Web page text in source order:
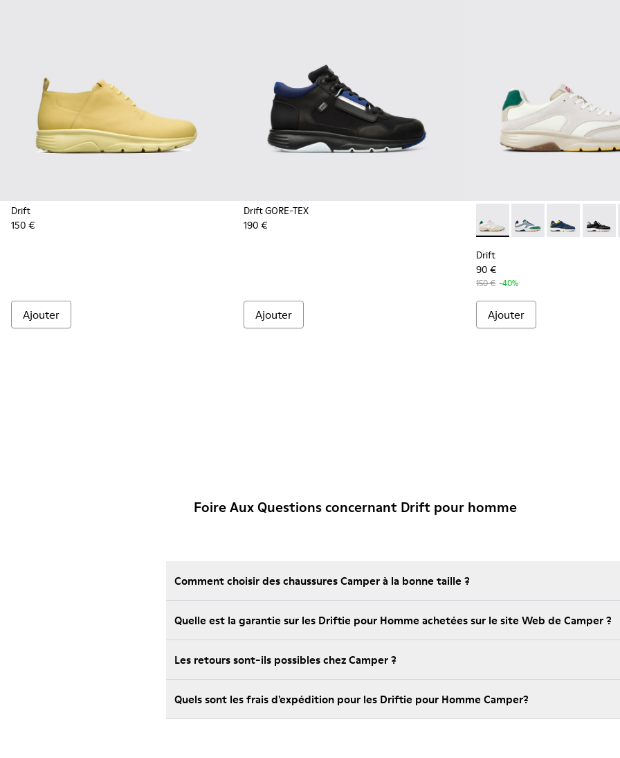
Drift
150 €
Ajouter
Drift GORE-TEX
190 €
Ajouter
Drift - K100876-015 -
Drift - K100876-021
Drift - Drift -
Drift
90 €
150 € -40%
Ajouter
Foire Aux Questions concernant Drift pour homme
Comment choisir des chaussures Camper à la bonne taille ?
Quelle est la garantie sur les Driftie pour Homme achetées sur le site Web de Camper ?
Les retours sont-ils possibles chez Camper ?
Quels sont les frais d'expédition pour les Driftie pour Homme Camper?